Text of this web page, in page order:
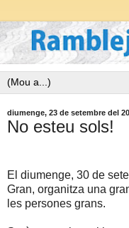
diumenge, 23 de setembre del
No esteu sols!
El diumenge, 30 de
Gran, organitza una
les persones grans.